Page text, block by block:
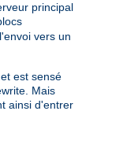
principal
vers un
est sensé
Mais
ainsi d'entrer